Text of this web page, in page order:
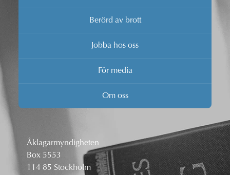
Berörd av brott
Jobba hos oss
För media
Om oss
Åklagarmyndigheten
Box 5553
114 85 Stockholm